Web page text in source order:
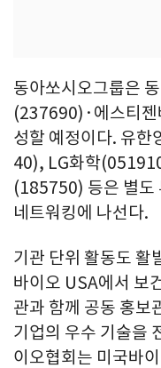
동아쏘시오그룹은
(237690)·에스티젠
성할 예정이다. 유
40), LG화학
(185750) 등은 별도
네트워킹에 나선다.
기관 단위 활동도 활
바이오 USA에서 보
관과 함께 공동 홍보
기업의 우수 기술을
이오협회는 미국바